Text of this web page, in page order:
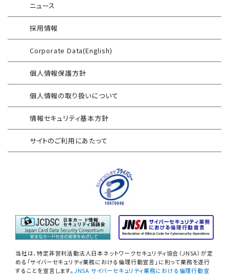
インシデント対応訓練シミュレーター
情報セキュリティリスクアセスメント
FISCガイドライン準拠対応支援サービス
地方公共団体向け 情報セキュリティ
セルフアセスメント
産業制御システム向けリスクアセスメント
EC加盟店様向け セキュリティ・チェックリスト
対応アセスメントサービス
自己問診型 個人情報に関わる
情報セキュリティアセスメント
情報セキュリティ
自己点検アンケートサービス
NIST SP800-171 サプライチェーン
情報セキュリティアセスメント
Splunk自動遮断連携
エンドポイントセキュリティ EDR-MSS
Security-First Aidサービス
セキュアメール
AAMSマルウェア・プロテクト
セキュリティログ分析／活用支援
サイバープロテクション（CP）
ニュース
採用情報
Corporate Data(English)
個人情報保護方針
個人情報の取り扱いについて
情報セキュリティ基本方針
サイトのご利用にあたって
当社は、特定非営利活動法人日本ネットワークセキュリティ協会（JNSA）が定
める「サイバーセキュリティ業務における倫理行動宣言」に則って業務を遂行
することを宣言します。JNSA サイバーセキュリティ業務における倫理行動宣